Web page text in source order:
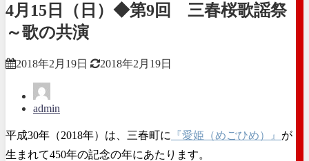
4月15日（日）◆第9回 三春桜歌謡祭
～歌の共演
2018年2月19日 2018年2月19日
admin
平成30年（2018年）は、三春町に 『愛姫（めごひめ）』 が
生まれて450年の記念の年にあたります。